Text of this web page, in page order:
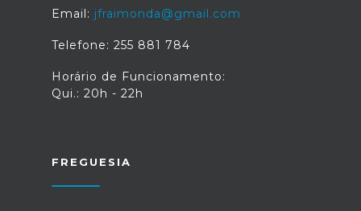
Email: jfraimonda@gmail.com
Telefone: 255 881 784
Horário de Funcionamento:
Qui.: 20h - 22h
FREGUESIA